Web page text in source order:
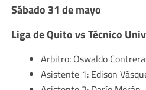
Sábado 31 de mayo
Liga de Quito vs Técnico
Arbitro: Oswaldo
Asistente 1: Edison